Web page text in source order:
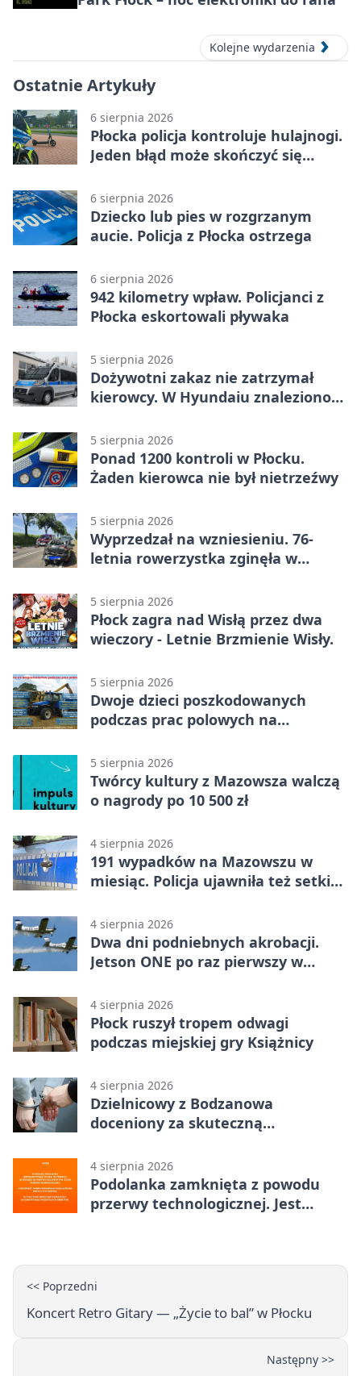
Kolejne wydarzenia
Ostatnie Artykuły
6 sierpnia 2026
Płocka policja kontroluje hulajnogi.
Jeden błąd może skończyć się
6 sierpnia 2026
Dziecko lub pies w rozgrzanym
aucie. Policja z Płocka ostrzega
6 sierpnia 2026
942 kilometry wpław. Policjanci z
Płocka eskortowali pływaka
5 sierpnia 2026
Dożywotni zakaz nie zatrzymał
kierowcy. W Hyundaiu znaleziono
5 sierpnia 2026
Ponad 1200 kontroli w Płocku.
Żaden kierowca nie był nietrzeźwy
5 sierpnia 2026
Wyprzedzał na wzniesieniu. 76-
letnia rowerzystka zginęła w
5 sierpnia 2026
Płock zagra nad Wisłą przez dwa
wieczory - Letnie Brzmienie Wisły.
5 sierpnia 2026
Dwoje dzieci poszkodowanych
podczas prac polowych na
5 sierpnia 2026
Twórcy kultury z Mazowsza walczą
o nagrody po 10 500 zł
4 sierpnia 2026
191 wypadków na Mazowszu w
miesiąc. Policja ujawniła też setki
4 sierpnia 2026
Dwa dni podniebnych akrobacji.
Jetson ONE po raz pierwszy w
4 sierpnia 2026
Płock ruszył tropem odwagi
podczas miejskiej gry Książnicy
4 sierpnia 2026
Dzielnicowy z Bodzanowa
doceniony za skuteczną
4 sierpnia 2026
Podolanka zamknięta z powodu
przerwy technologicznej. Jest
<< Poprzedni
Koncert Retro Gitary — „Życie to bal” w Płocku
Następny >>